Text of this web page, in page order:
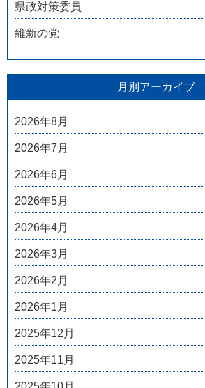
県政対策委員
維新の党
月別アーカイブ
2026年8月
2026年7月
2026年6月
2026年5月
2026年4月
2026年3月
2026年2月
2026年1月
2025年12月
2025年11月